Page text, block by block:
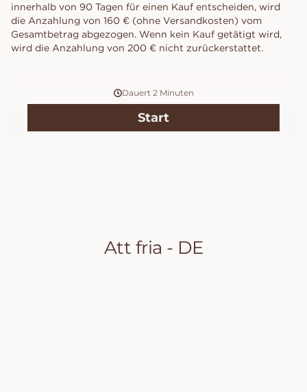
innerhalb von 90 Tagen für einen Kauf entscheiden, wird
die Anzahlung von 160 € (ohne Versandkosten) vom
Gesamtbetrag abgezogen. Wenn kein Kauf getätigt wird,
wird die Anzahlung von 200 € nicht zurückerstattet.